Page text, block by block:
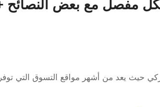
حيث يعد من أشهر مواقع التسوق التي توفر